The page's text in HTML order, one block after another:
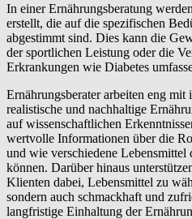
In einer Ernährungsberatung
erstellt, die auf die spezifischen
abgestimmt sind. Dies kann die
der sportlichen Leistung oder die
Erkrankungen wie Diabetes
Ernährungsberater arbeiten eng
realistische und nachhaltige
auf wissenschaftlichen
wertvolle Informationen über die
und wie verschiedene Lebensmittel
können. Darüber hinaus
Klienten dabei, Lebensmittel zu
sondern auch schmackhaft und
langfristige Einhaltung der